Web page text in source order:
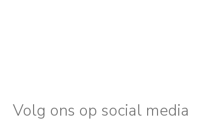
Volg ons op social media